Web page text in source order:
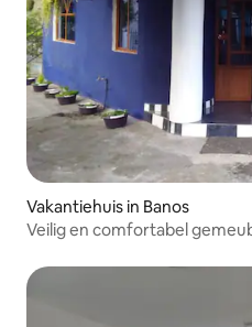
Vakantiehuis in Banos
Veilig en comfortabel